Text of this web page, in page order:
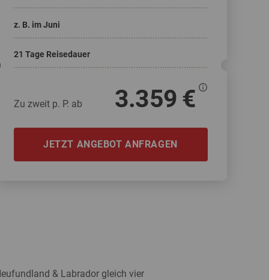
© Shutterstock
& Yukon
Weitere Leistungen
Häufig gestellte Fragen
z. B. im Juni
21 Tage Reisedauer
Zu zweit p. P. ab 3.359 €
JETZT ANGEBOT ANFRAGEN
& Labrador gleich vier